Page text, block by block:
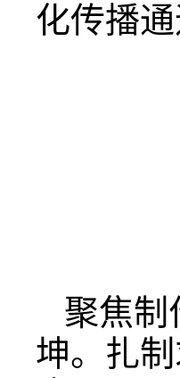
化传播通
聚焦制
坤。扎